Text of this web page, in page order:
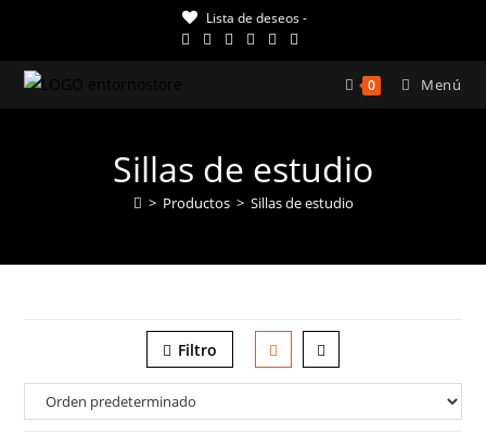
contenido
Lista de deseos -
0 Menú
Sillas de estudio
> Productos > Sillas de estudio
Filtro